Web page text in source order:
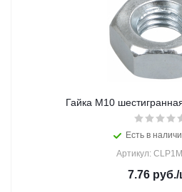
Гайка М10
Есть в
Артикул:
7.76руб./